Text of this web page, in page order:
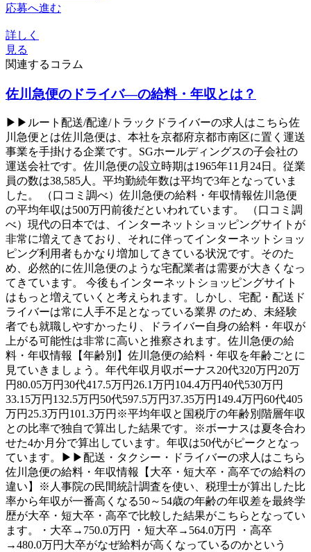
応募へ進む
詳しく
見る
関連するコラム
佐川急便のドライバ―の給料・年収とは？
▶▶ルート配送/配達/トラックドライバーの求人はこちら佐
川急便とは佐川急便は、本社を京都府京都市南区に置く運送
事業を手掛ける企業です。SGホールディングスの子会社の
運送会社です。佐川急便の設立時期は1965年11月24日。従業
員の数は38,585人。平均勤続年数は平均で3年となっていま
した。 （口コミ調べ）佐川急便の給料・年収情報佐川急便
の平均年収は500万円前後だといわれています。 （口コミ調
べ）現代の日本では、インターネットショッピングサイトが
非常に増えてきており、それに伴ってインターネットショッ
ピング利用者もかなり増加してきている状況です。そのた
め、必然的に佐川急便のような宅配業者は需要が大きくなっ
てきています。 今後もインターネットショッピングサイト
はもっと増えていくと考えられます。しかし、宅配・配送ド
ライバーは常に人手不足となっている業界 のため、未経験
者でも就職しやすかったり、ドライバー自身の給料・年収が
上がる可能性は非常に高いと推察されます。佐川急便の給
料・年収情報【年齢別】佐川急便の給料・年収を年齢ごとに
見ていきましょう。年代年収月収ボーナス20代320万円20万
円80.05万円30代417.5万円26.1万円104.4万円40代530万円
33.15万円132.5万円50代597.5万円37.35万円149.4万円60代405
万円25.3万円101.3万円※平均年収と国税庁の年齢別階層年収
との比率で独自で算出した結果です。※ボーナスは夏冬合わ
せた4か月分で算出しています。年収は50代がピークとなっ
ています。▶▶配送・タクシー・ドライバーの求人はこちら
佐川急便の給料・年収情報【大卒・短大卒・高卒での給料の
違い】※人事院の民間統計調査を使い、税理士が算出した比
率から年収が一番高くなる50～54歳の年齢の年収差を最終学
歴が大卒・短大卒・高卒で比較した結果がこちらとなってい
ます。・大卒→750.0万円 ・短大卒→564.0万円 ・高卒
→480.0万円大卒がなぜ給料が高くなっているのかという